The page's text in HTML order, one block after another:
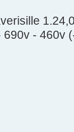
690v - 460v